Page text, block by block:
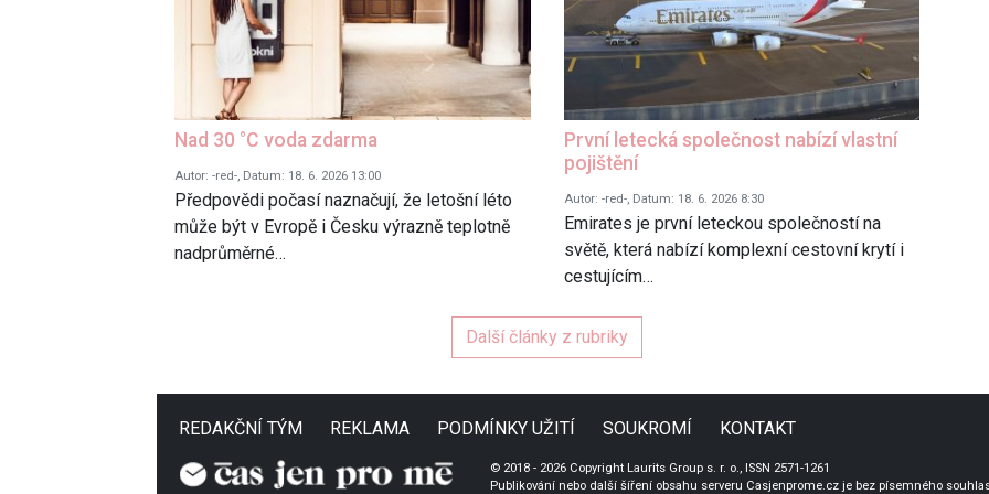
Nad 30 °C voda zdarma
Autor: -red-, Datum: 18. 6. 2026 13:00
Předpovědi počasí naznačují, že letošní léto
může být v Evropě i Česku výrazně teplotně
nadprůměrné…
První letecká společnost nabízí vlastní
pojištění
Autor: -red-, Datum: 18. 6. 2026 8:30
Emirates je první leteckou společností na
světě, která nabízí komplexní cestovní krytí i
cestujícím…
Další články z rubriky
REDAKČNÍ TÝM REKLAMA PODMÍNKY UŽITÍ SOUKROMÍ KONTAKT
© 2018 - 2026 Copyright Laurits Group s. r. o., ISSN 2571-1261
Publikování nebo další šíření obsahu serveru Casjenprome.cz je bez písemného